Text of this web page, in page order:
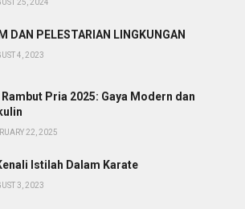
DAN PELESTARIAN LINGKUNGAN
4, 2023
Pria 2025: Gaya Modern dan
22, 2025
Istilah Dalam Karate
3, 2023